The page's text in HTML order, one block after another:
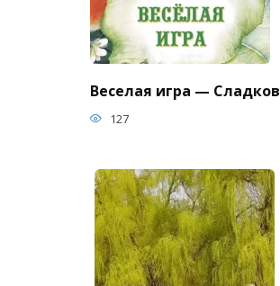
Веселая игра —
127